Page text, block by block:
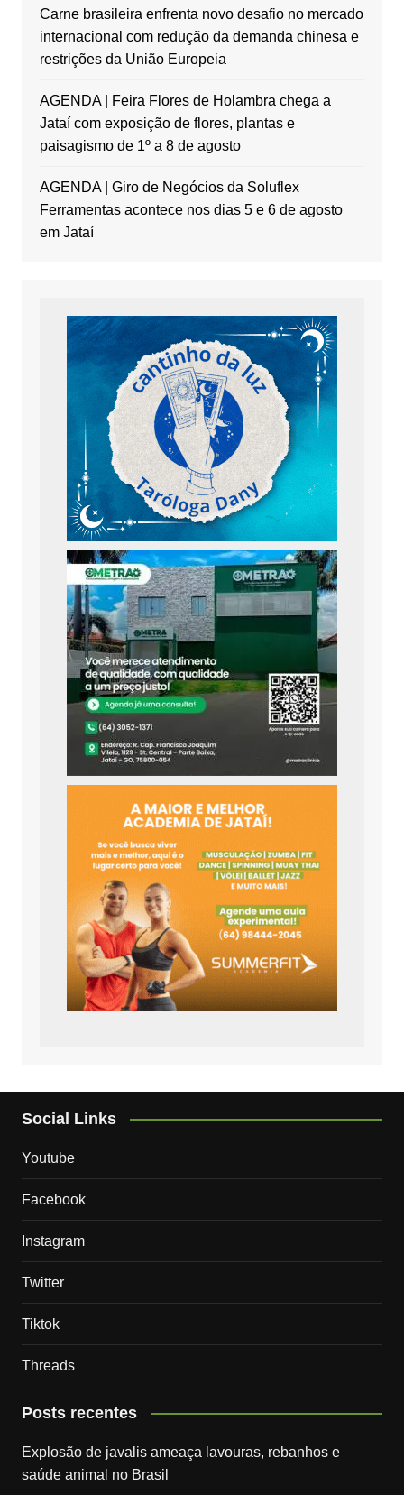
Carne brasileira enfrenta novo desafio no mercado
internacional com redução da demanda chinesa e
restrições da União Europeia
AGENDA | Feira Flores de Holambra chega a
Jataí com exposição de flores, plantas e
paisagismo de 1º a 8 de agosto
AGENDA | Giro de Negócios da Soluflex
Ferramentas acontece nos dias 5 e 6 de agosto
em Jataí
Social Links
Youtube
Facebook
Instagram
Twitter
Tiktok
Threads
Posts recentes
Explosão de javalis ameaça lavouras, rebanhos e
saúde animal no Brasil